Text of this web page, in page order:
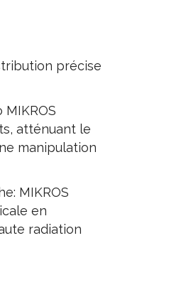
précise
atténuant le
manipulation
MIKROS
en
radiation